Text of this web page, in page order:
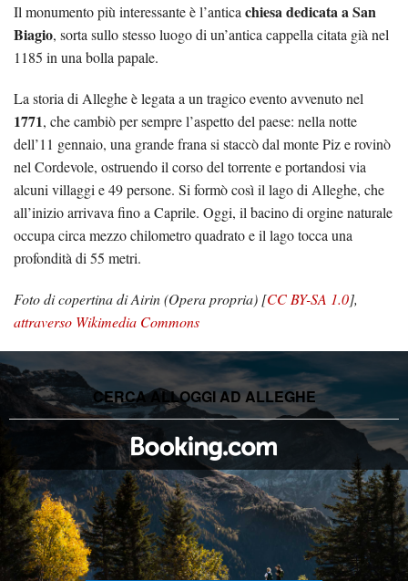
Il monumento più interessante è l’antica chiesa dedicata a San
Biagio, sorta sullo stesso luogo di un’antica cappella citata già nel
1185 in una bolla papale.
La storia di Alleghe è legata a un tragico evento avvenuto nel
1771, che cambiò per sempre l’aspetto del paese: nella notte
dell’11 gennaio, una grande frana si staccò dal monte Piz e rovinò
nel Cordevole, ostruendo il corso del torrente e portandosi via
alcuni villaggi e 49 persone. Si formò così il lago di Alleghe, che
all’inizio arrivava fino a Caprile. Oggi, il bacino di orgine naturale
occupa circa mezzo chilometro quadrato e il lago tocca una
profondità di 55 metri.
Foto di copertina di Airin (Opera propria) [CC BY-SA 1.0],
attraverso Wikimedia Commons
CERCA ALLOGGI AD ALLEGHE